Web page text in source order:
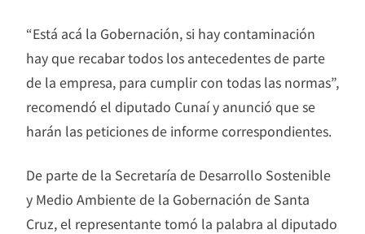
“Está acá la Gobernación, si hay contaminación
hay que recabar todos los antecedentes de parte
de la empresa, para cumplir con todas las normas”,
recomendó el diputado Cunaí y anunció que se
harán las peticiones de informe correspondientes.
De parte de la Secretaría de Desarrollo Sostenible
y Medio Ambiente de la Gobernación de Santa
Cruz, el representante tomó la palabra al diputado